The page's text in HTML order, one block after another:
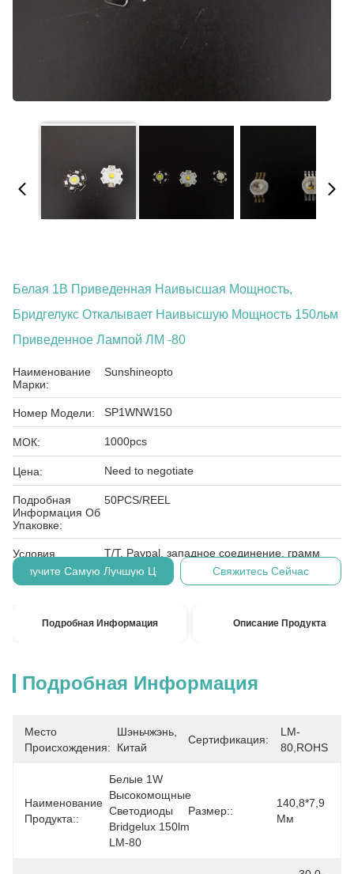
Белая 1В Приведенная Наивысшая Мощность,
Бридгелукс Откалывает Наивысшую Мощность 150льм
Приведенное Лампой ЛМ -80
Наименование
Марки:
Sunshineopto
Номер Модели: SP1WNW150
МОК: 1000pcs
Цена: Need to negotiate
Подробная
Информация Об
Упаковке:
50PCS/REEL
Условия
Оплаты:
T/T, Paypal, западное соединение, грамм
денег
Получите Самую Лучшую Цену Свяжитесь Сейчас
Подробная Информация Описание Продукта
Подробная Информация
Место
Происхождения:
Шэньчжэнь,
Китай
Сертификация:
LM-
80,ROHS
Наименование
Продукта::
Белые 1W
Высокомощные
Светодиоды
Bridgelux 150lm
LM-80
Размер::
140,8*7,9
Мм